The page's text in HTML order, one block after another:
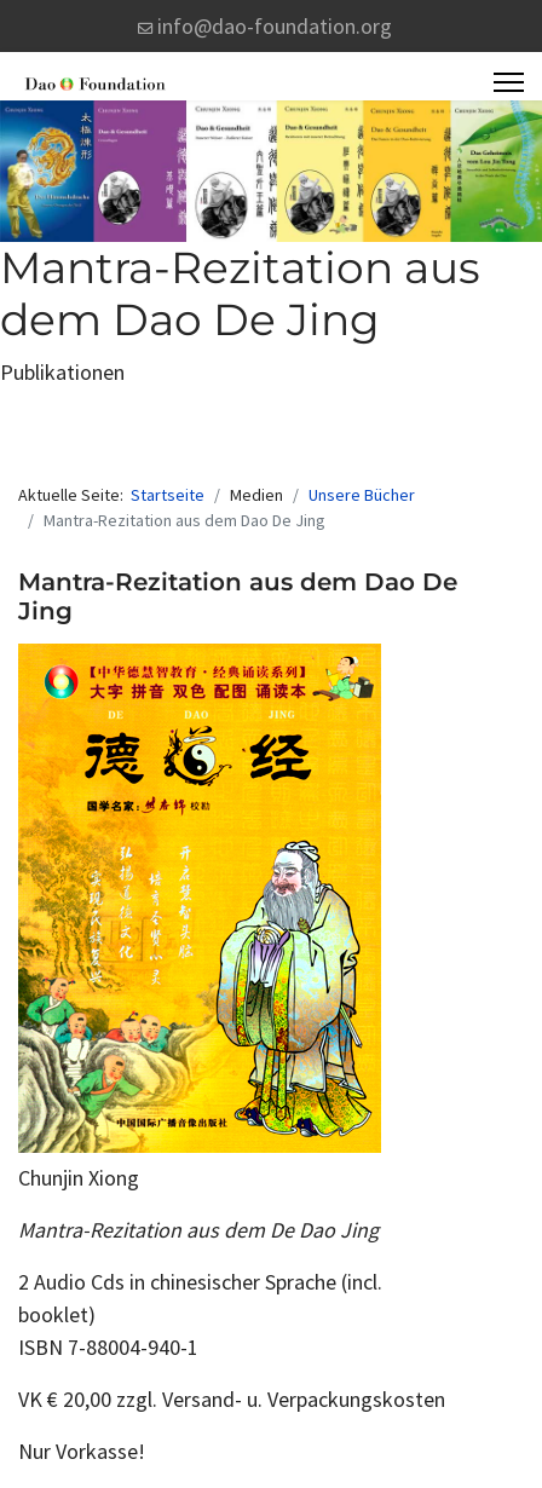
info@dao-foundation.org
Mantra-Rezitation aus
dem Dao De Jing
Publikationen
Aktuelle Seite: Startseite Medien
Unsere Bücher
Mantra-Rezitation aus dem Dao De Jing
Mantra-Rezitation aus dem Dao De
Jing
Chunjin Xiong
Mantra-Rezitation aus dem De Dao Jing
2 Audio Cds in chinesischer Sprache (incl.
booklet)
ISBN 7-88004-940-1
VK € 20,00 zzgl. Versand- u. Verpackungskosten
Nur Vorkasse!